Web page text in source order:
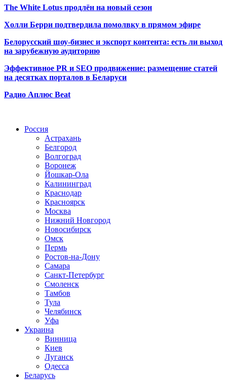
The White Lotus продлён на новый сезон
Холли Берри подтвердила помолвку в прямом эфире
Белорусский шоу-бизнес и экспорт контента: есть ли выход
на зарубежную аудиторию
Эффективное PR и SEO продвижение: размещение статей
на десятках порталов в Беларуси
Радио Аплюс Beat
Россия
Астрахань
Белгород
Волгоград
Воронеж
Йошкар-Ола
Калининград
Краснодар
Красноярск
Москва
Нижний Новгород
Новосибирск
Омск
Пермь
Ростов-на-Дону
Самара
Санкт-Петербург
Смоленск
Тамбов
Тула
Челябинск
Уфа
Украина
Винница
Киев
Луганск
Одесса
Беларусь